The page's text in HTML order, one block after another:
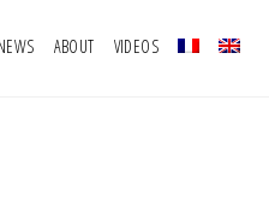
ABOUT VIDEOS